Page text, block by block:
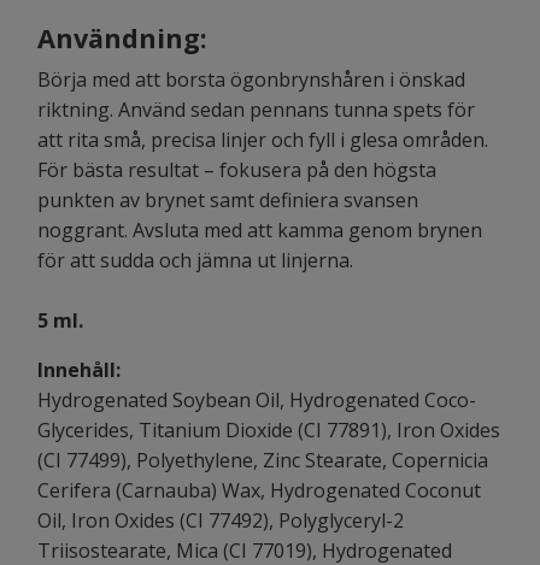
Användning:
Börja med att borsta ögonbrynshåren i önskad
riktning. Använd sedan pennans tunna spets för
att rita små, precisa linjer och fyll i glesa områden.
För bästa resultat – fokusera på den högsta
punkten av brynet samt definiera svansen
noggrant. Avsluta med att kamma genom brynen
för att sudda och jämna ut linjerna.
5 ml.
Innehåll:
Hydrogenated Soybean Oil, Hydrogenated Coco-
Glycerides, Titanium Dioxide (CI 77891), Iron Oxides
(CI 77499), Polyethylene, Zinc Stearate, Copernicia
Cerifera (Carnauba) Wax, Hydrogenated Coconut
Oil, Iron Oxides (CI 77492), Polyglyceryl-2
Triisostearate, Mica (CI 77019), Hydrogenated